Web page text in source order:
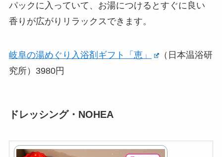
パックに入っていて、お湯につけるとすぐに良い
香りが広がりリラックスできます。
岐阜の湯めぐり入浴剤ギフト「恵」
（日本温浴研
究所）3980円
ドレッシング・NOHEA